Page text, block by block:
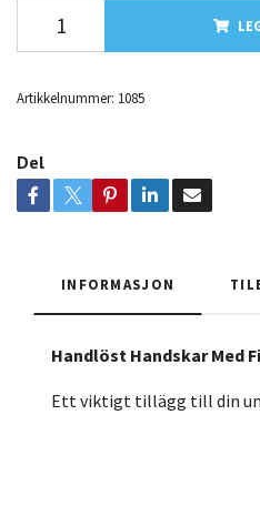
Artikkelnummer: 1085
Del
INFORMASJON
Handlöst Handskar Med
Ett viktigt tillägg till din